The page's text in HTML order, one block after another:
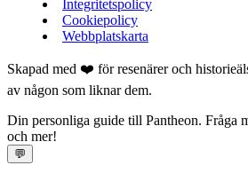
Integritetspolicy
Cookiepolicy
Webbplatskarta
Skapad med ❤️ för resenärer och
av någon som liknar dem.
Din personliga guide till Pantheon. Fråga
och mer!
💬